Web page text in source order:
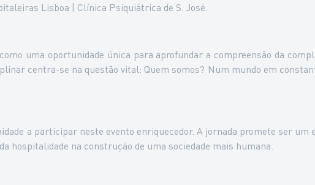
Lisboa | Clínica Psiquiátrica de S. José.
uma oportunidade única para aprofundar a compreensão da
centra-se na questão vital: Quem somos? Num mundo em
a participar neste evento enriquecedor. A jornada promete ser um
hospitalidade na construção de uma sociedade mais humana.